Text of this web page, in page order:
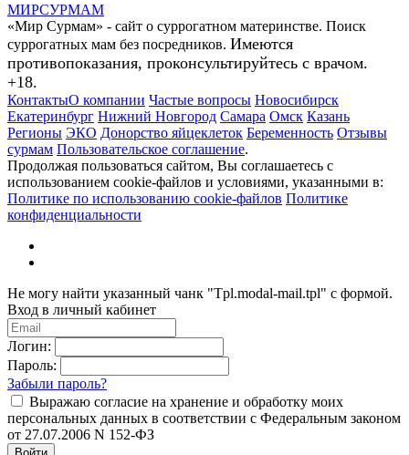
МИРСУРМАМ
«Мир Сурмам» - сайт о суррогатном материнстве. Поиск
суррогатных мам без посредников. Имеются
противопоказания, проконсультируйтесь с врачом.
+18.
КонтактыО компании Частые вопросы Новосибирск
Екатеринбург Нижний Новгород Самара Омск Казань
Регионы ЭКО Донорство яйцеклеток Беременность Отзывы
сурмам Пользовательское соглашение.
Продолжая пользоваться сайтом, Вы соглашаетесь с
использованием cookie-файлов и условиями, указанными в:
Политике по использованию cookie-файлов Политике
конфиденциальности
Не могу найти указанный чанк "Tpl.modal-mail.tpl" с формой.
Вход в личный кабинет
Логин:
Пароль:
Забыли пароль?
Выражаю согласие на хранение и обработку моих
персональных данных в соответствии с Федеральным законом
от 27.07.2006 N 152-ФЗ